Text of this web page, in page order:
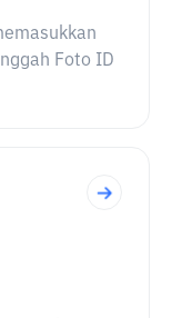
Foto ID